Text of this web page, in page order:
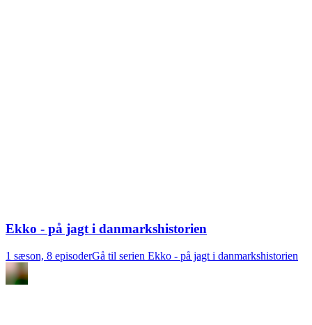
Ekko - på jagt i danmarkshistorien
1 sæson, 8 episoderGå til serien Ekko - på jagt i danmarkshistorien